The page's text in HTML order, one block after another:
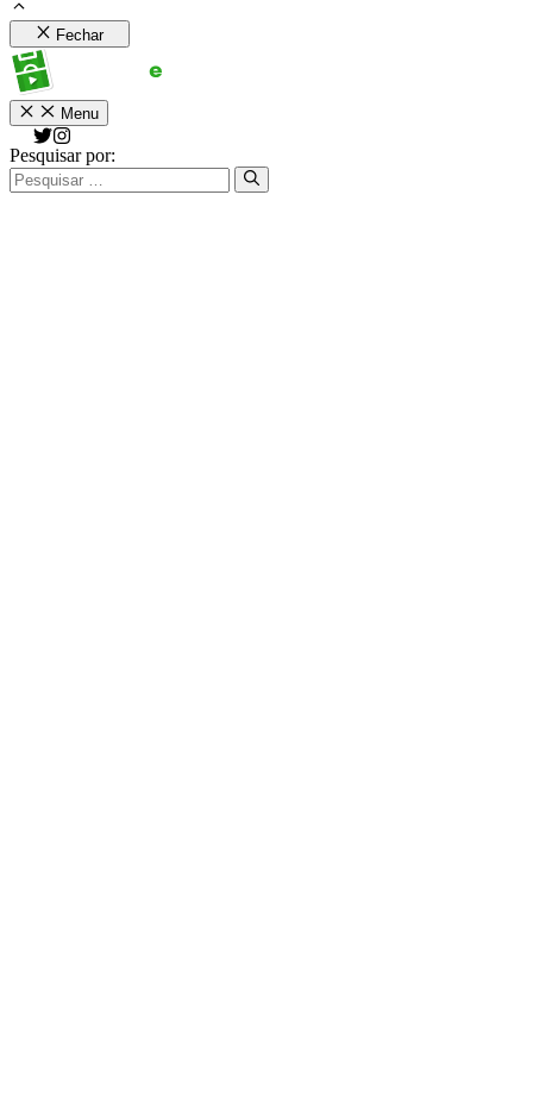
Fechar
Menu
Pesquisar por: